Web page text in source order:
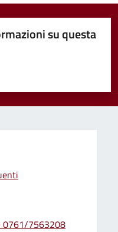
su questa
0761/7563208